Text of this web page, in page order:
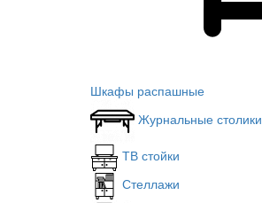
Шкафы распашные
Журнальные столики
ТВ стойки
Стеллажи